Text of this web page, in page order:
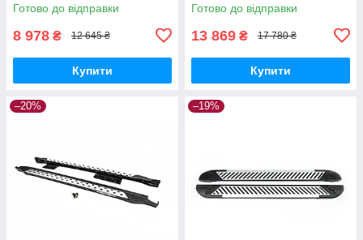
Готово до відправки
8 978 ₴ 12 645 ₴
Купити
Готово до відправки
13 869 ₴ 17 780 ₴
Купити
–20% –19%